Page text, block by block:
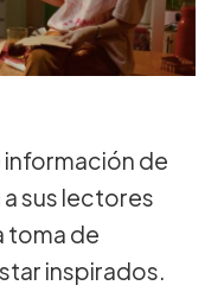
información de
sus lectores
toma de
inspirados.